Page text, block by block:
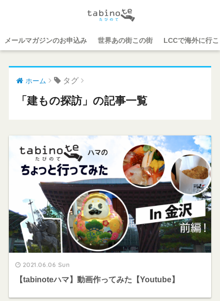
メールマガジンのお申込み 世界あの街この街 LCCで海外に行
ホーム タグ
「建もの探訪」の記事一覧
2021.06.06 Sun
【tabinoteハマ】動画作ってみた【Youtube】